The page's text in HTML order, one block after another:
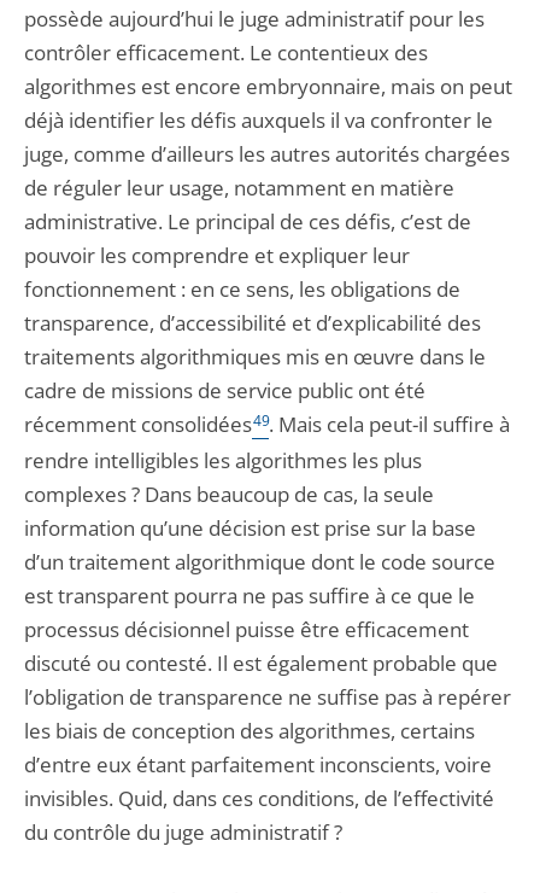
possède aujourd’hui le juge administratif pour les
contrôler efficacement. Le contentieux des
algorithmes est encore embryonnaire, mais on peut
déjà identifier les défis auxquels il va confronter le
juge, comme d’ailleurs les autres autorités chargées
de réguler leur usage, notamment en matière
administrative. Le principal de ces défis, c’est de
pouvoir les comprendre et expliquer leur
fonctionnement : en ce sens, les obligations de
transparence, d’accessibilité et d’explicabilité des
traitements algorithmiques mis en œuvre dans le
cadre de missions de service public ont été
récemment consolidées49. Mais cela peut-il suffire à
rendre intelligibles les algorithmes les plus
complexes ? Dans beaucoup de cas, la seule
information qu’une décision est prise sur la base
d’un traitement algorithmique dont le code source
est transparent pourra ne pas suffire à ce que le
processus décisionnel puisse être efficacement
discuté ou contesté. Il est également probable que
l’obligation de transparence ne suffise pas à repérer
les biais de conception des algorithmes, certains
d’entre eux étant parfaitement inconscients, voire
invisibles. Quid, dans ces conditions, de l’effectivité
du contrôle du juge administratif ?